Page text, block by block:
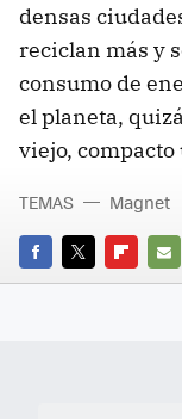
densas
reciclan más y
consumo de
el planeta,
viejo,
FACEBOOK
TWITTER
E-
TEMAS Magnet